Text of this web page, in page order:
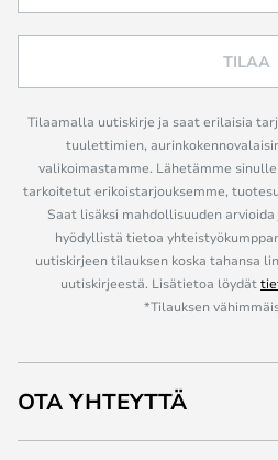
TILAA
Tilaamalla uutiskirje ja saat erilaisia
tuulettimien,
valikoimastamme. Lähetämme
tarkoitetut erikoistarjouksemme,
Saat lisäksi mahdollisuuden
hyödyllistä tietoa
uutiskirjeen tilauksen koska tahansa
uutiskirjeestä. Lisätietoa löydät
*Tilauksen
OTA YHTEYTTÄ